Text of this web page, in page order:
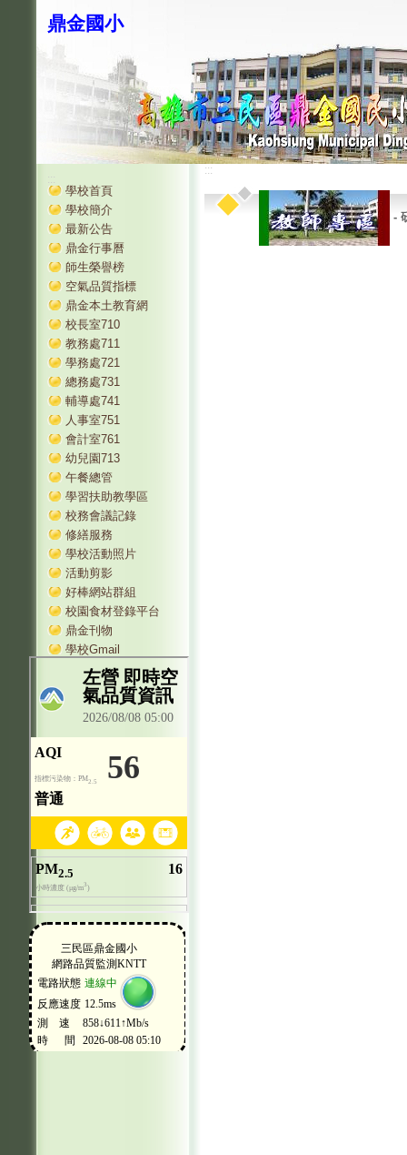
鼎金國小
:::
學校首頁
學校簡介
最新公告
鼎金行事曆
師生榮譽榜
空氣品質指標
鼎金本土教育網
校長室710
教務處711
學務處721
總務處731
輔導處741
人事室751
會計室761
幼兒園713
午餐總管
學習扶助教學區
校務會議記錄
修繕服務
學校活動照片
活動剪影
好棒網站群組
校園食材登錄平台
鼎金刊物
學校Gmail
:::
-